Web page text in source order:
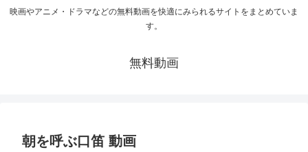
映画やアニメ・ドラマなどの無料動画を快適にみられるサイトをまとめていま
す。
無料動画
朝を呼ぶ口笛 動画